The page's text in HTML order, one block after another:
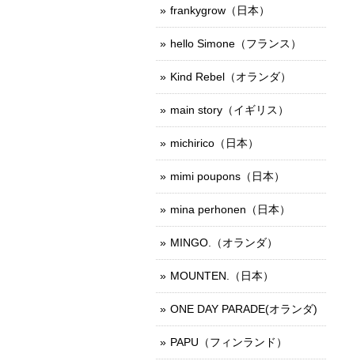
frankygrow（日本）
hello Simone（フランス）
Kind Rebel（オランダ）
main story（イギリス）
michirico（日本）
mimi poupons（日本）
mina perhonen（日本）
MINGO.（オランダ）
MOUNTEN.（日本）
ONE DAY PARADE(オランダ)
PAPU（フィンランド）